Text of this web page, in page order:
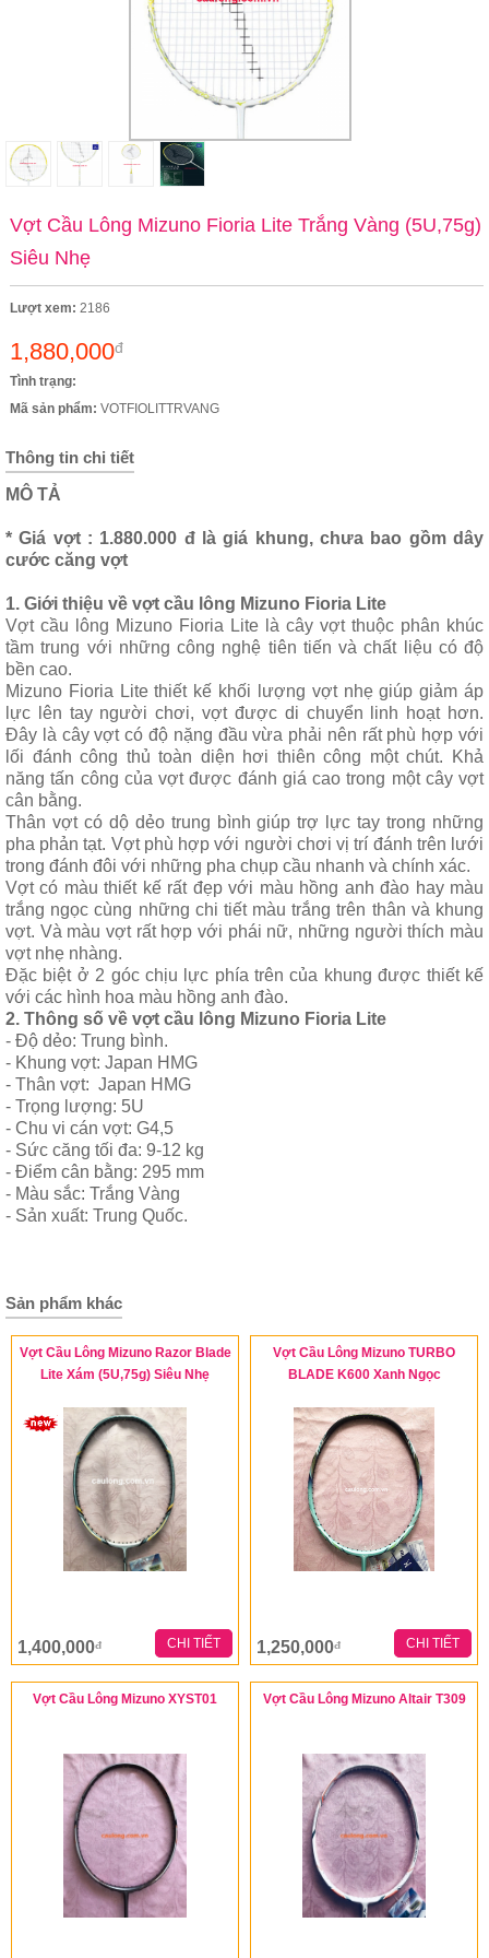
Vợt Cầu Lông Mizuno Fioria Lite Trắng Vàng (5U,75g)
Siêu Nhẹ
Lượt xem: 2186
1,880,000đ
Tình trạng:
Mã sản phẩm: VOTFIOLITTRVANG
Thông tin chi tiết
MÔ TẢ
* Giá vợt : 1.880.000 đ là giá khung, chưa bao gồm dây
cước căng vợt
1. Giới thiệu về vợt cầu lông Mizuno Fioria Lite
Vợt cầu lông Mizuno Fioria Lite là cây vợt thuộc phân khúc
tầm trung với những công nghệ tiên tiến và chất liệu có độ
bền cao.
Mizuno Fioria Lite thiết kế khối lượng vợt nhẹ giúp giảm áp
lực lên tay người chơi, vợt được di chuyển linh hoạt hơn.
Đây là cây vợt có độ nặng đầu vừa phải nên rất phù hợp với
lối đánh công thủ toàn diện hơi thiên công một chút. Khả
năng tấn công của vợt được đánh giá cao trong một cây vợt
cân bằng.
Thân vợt có dộ dẻo trung bình giúp trợ lực tay trong những
pha phản tạt. Vợt phù hợp với người chơi vị trí đánh trên lưới
trong đánh đôi với những pha chụp cầu nhanh và chính xác.
Vợt có màu thiết kế rất đẹp với màu hồng anh đào hay màu
trắng ngọc cùng những chi tiết màu trắng trên thân và khung
vợt. Và màu vợt rất hợp với phái nữ, những người thích màu
vợt nhẹ nhàng.
Đặc biệt ở 2 góc chịu lực phía trên của khung được thiết kế
với các hình hoa màu hồng anh đào.
2. Thông số về vợt cầu lông Mizuno Fioria Lite
- Độ dẻo: Trung bình.
- Khung vợt: Japan HMG
- Thân vợt: Japan HMG
- Trọng lượng: 5U
- Chu vi cán vợt: G4,5
- Sức căng tối đa: 9-12 kg
- Điểm cân bằng: 295 mm
- Màu sắc: Trắng Vàng
- Sản xuất: Trung Quốc.
Sản phẩm khác
Vợt Cầu Lông Mizuno Razor Blade
Lite Xám (5U,75g) Siêu Nhẹ
1,400,000đ CHI TIẾT
Vợt Cầu Lông Mizuno TURBO
BLADE K600 Xanh Ngọc
1,250,000đ CHI TIẾT
Vợt Cầu Lông Mizuno XYST01 Vợt Cầu Lông Mizuno Altair T309